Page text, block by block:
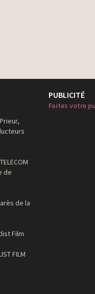
de
de la
Film
FILM
PUBLICITÉ
Faites votre